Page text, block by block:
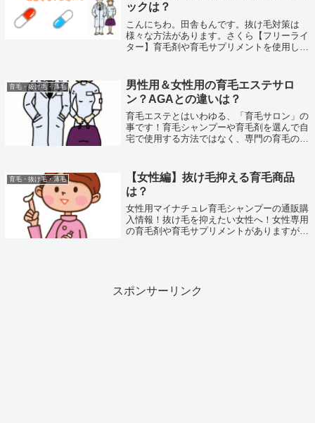
ックは？
こんにちわ。田舎もんです。抜け毛対策は
様々な方法があります。さくら【フリーライ
ター】育毛剤や育毛サプリメントを使用して
防いだり、改善したりする事も出来るので
す。...
育毛・抜け毛・薄毛
男性用＆女性用の育毛エステサロ
ン？AGAとの違いは？
育毛エステとはいわゆる、「育毛サロン」の
事です！育毛シャンプーや育毛剤を選んで自
宅で使用する方法ではなく、専門の育毛のプ
非常に高いものがあります！男性用だけでな
く...
育毛・抜け毛・薄毛
【女性編】抜け毛抑える育毛商品
は？
女性用マイナチュレ育毛シャンプーの通販購
入情報！抜け毛を抑えたい女性へ！女性専用
の育毛剤や育毛サプリメントがありますが、
スポンサーリンク